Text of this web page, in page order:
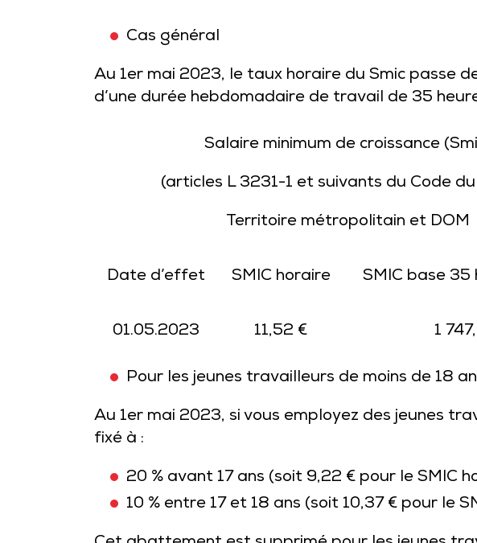
Cas général
Au 1er mai 2023, le taux horaire du Smic passe
d’une durée hebdomadaire de travail de 35
Salaire minimum de croissance
(articles L 3231-1 et suivants du Code
Territoire métropolitain et DOM
Date d’effet SMIC horaire SMIC base 35
01.05.2023 11,52 € 1
Pour les jeunes travailleurs de moins de 18
Au 1er mai 2023, si vous employez des jeunes
fixé à :
20 % avant 17 ans (soit 9,22 € pour le SMIC
10 % entre 17 et 18 ans (soit 10,37 € pour le